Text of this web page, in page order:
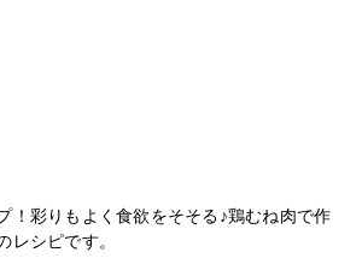
！彩りもよく食欲をそそる♪鶏むね肉で作
レシピです。